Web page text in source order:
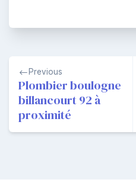
Navigation
de
l’article
Previous
Plombier boulogne
billancourt 92 à
proximité